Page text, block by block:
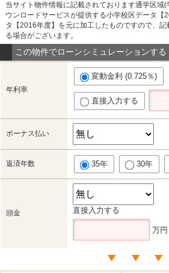
当サイト物件情報に記載されております通学区域
ウンロードサービスが提供する小学校区データ【
タ【2016年度】を元に加工したものですので、
る場合がございます。
この物件でローンシミュレーションする
年利率
変動金利 (0.725％)
直接入力する
ボーナス払い
返済年数 35年 30年
頭金 直接入力する
万円